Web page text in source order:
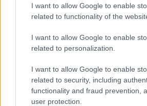
I want to allow Google to enable
related to functionality of the
I want to allow Google to enable
related to personalization.
I want to allow Google to enable
related to security, including
functionality and fraud prevention,
user protection.
del tifoso — decidere se
partita — non dovrebbe essere
sull’altare di un problema che
minoranza di speculatori.
Ivan Mazzoletti, 6 agosto 2026